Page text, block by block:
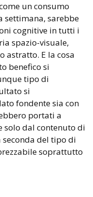
un consumo
settimana, sarebbe
cognitive in tutti i
spazio-visuale,
astratto. E la cosa
benefico si
tipo di
si
fondente sia con
portati a
solo dal contenuto di
del tipo di
soprattutto